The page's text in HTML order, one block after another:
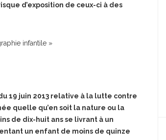
d’exposition de ceux-ci à des
infantile »
19 juin 2013 relative à la lutte contre
quelle qu’en soit la nature ou la
de dix-huit ans se livrant à un
un enfant de moins de quinze